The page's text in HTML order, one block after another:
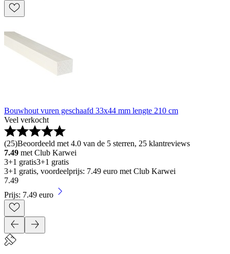
Bouwhout vuren geschaafd 33x44 mm lengte 210 cm
Veel verkocht
(25)Beoordeeld met 4.0 van de 5 sterren, 25 klantreviews
7.49 met Club Karwei
3+1 gratis3+1 gratis
3+1 gratis, voordeelprijs: 7.49 euro met Club Karwei
7.49
Prijs: 7.49 euro